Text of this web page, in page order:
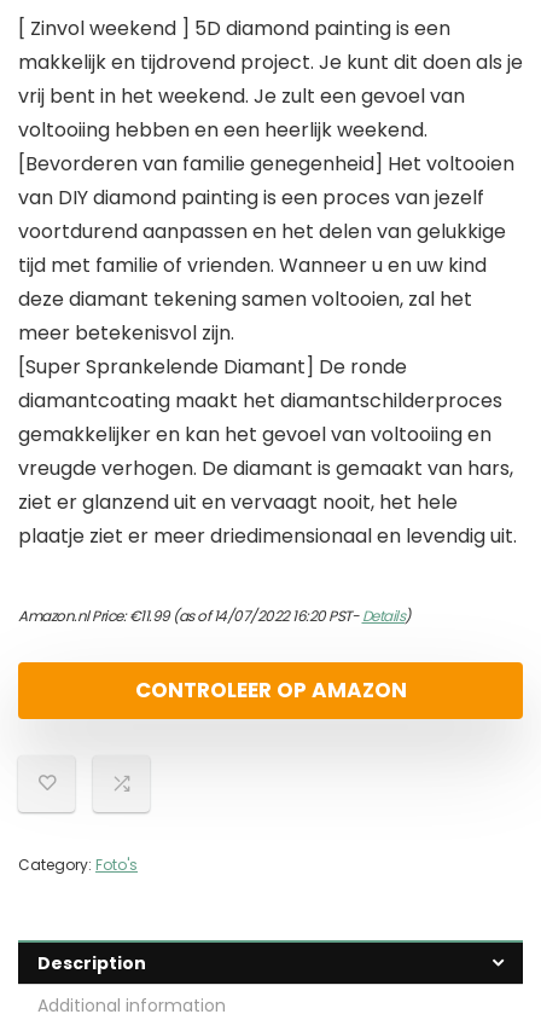
[ Zinvol weekend ] 5D diamond painting is een
makkelijk en tijdrovend project. Je kunt dit doen als je
vrij bent in het weekend. Je zult een gevoel van
voltooiing hebben en een heerlijk weekend.
[Bevorderen van familie genegenheid] Het voltooien
van DIY diamond painting is een proces van jezelf
voortdurend aanpassen en het delen van gelukkige
tijd met familie of vrienden. Wanneer u en uw kind
deze diamant tekening samen voltooien, zal het
meer betekenisvol zijn.
[Super Sprankelende Diamant] De ronde
diamantcoating maakt het diamantschilderproces
gemakkelijker en kan het gevoel van voltooiing en
vreugde verhogen. De diamant is gemaakt van hars,
ziet er glanzend uit en vervaagt nooit, het hele
plaatje ziet er meer driedimensionaal en levendig uit.
Amazon.nl Price:€11.99(as of 14/07/2022 16:20 PST-Details)
CONTROLEER OP AMAZON
Category: Foto's
Description
Additional information